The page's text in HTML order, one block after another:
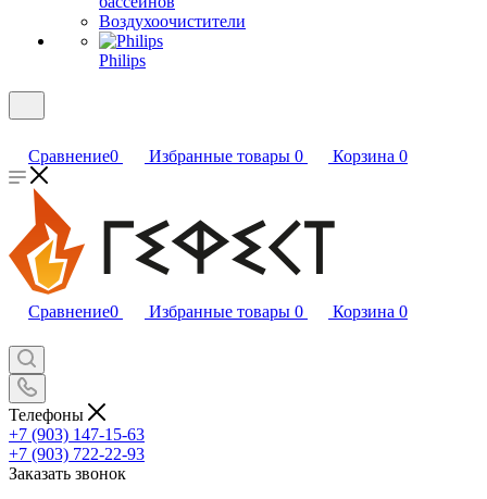
Воздухоочистители
Philips
Сравнение0 Избранные товары 0 Корзина 0
Сравнение0 Избранные товары 0 Корзина 0
Телефоны
+7 (903) 147-15-63
+7 (903) 722-22-93
Заказать звонок